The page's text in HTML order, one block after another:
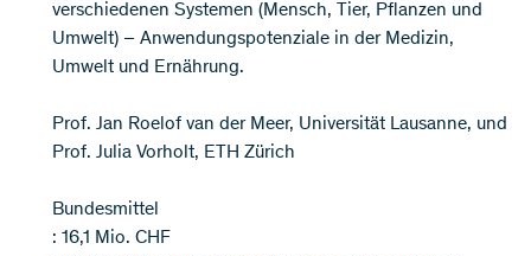
verschiedenen Systemen (Mensch, Tier, Pflanzen und
Umwelt) – Anwendungspotenziale in der Medizin,
Umwelt und Ernährung.
Prof. Jan Roelof van der Meer, Universität Lausanne, und
Prof. Julia Vorholt, ETH Zürich
Bundesmittel
: 16,1 Mio. CHF